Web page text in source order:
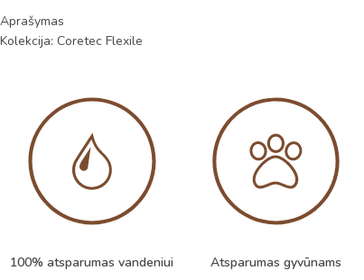
Aprašymas
Kolekcija: Coretec Flexile
100% atsparumas vandeniui Atsparumas gyvūnams